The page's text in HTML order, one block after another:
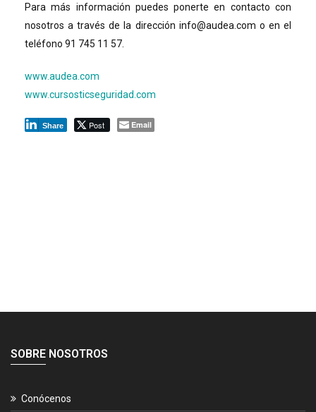
Para más información puedes ponerte en contacto con
nosotros a través de la dirección info@audea.com o en el
teléfono 91 745 11 57.
www.audea.com
www.cursosticseguridad.com
Share Post Email
SOBRE NOSOTROS
Conócenos